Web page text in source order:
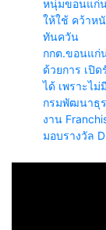
หนุ่มขอนแก่น
ให้ใช้ คว้าห
ทันควัน
กกต.ขอนแก่
ด้วยการ เปิ
ได้ เพราะไ
กรมพัฒนาธุ
งาน
มอบรางวัล